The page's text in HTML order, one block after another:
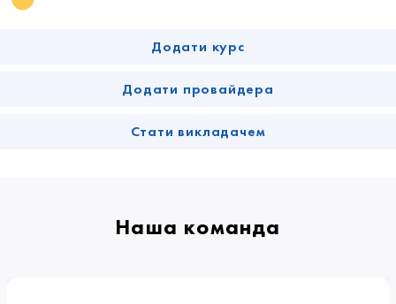
Додати курс
Додати провайдера
Стати викладачем
Наша команда